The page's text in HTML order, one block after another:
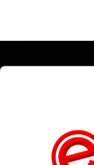
Bli
Ofte stilte